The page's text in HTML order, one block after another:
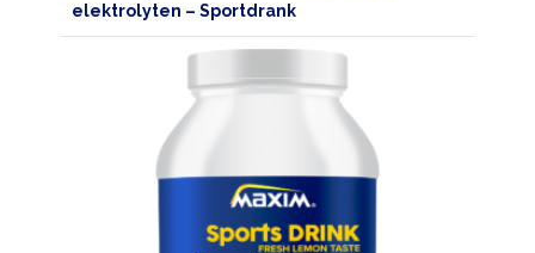
elektrolyten – Sportdrank